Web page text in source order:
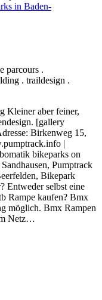
in Baden-
parcours .
. traildesign .
Kleiner aber feiner,
[gallery
Birkenweg 15,
|
bikeparks on
Pumptrack
Bikepark
Entweder selbst eine
Rampe kaufen? Bmx
möglich. Bmx Rampen
Netz…